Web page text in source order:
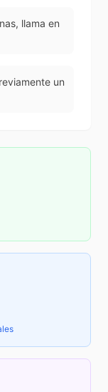
llama en
un